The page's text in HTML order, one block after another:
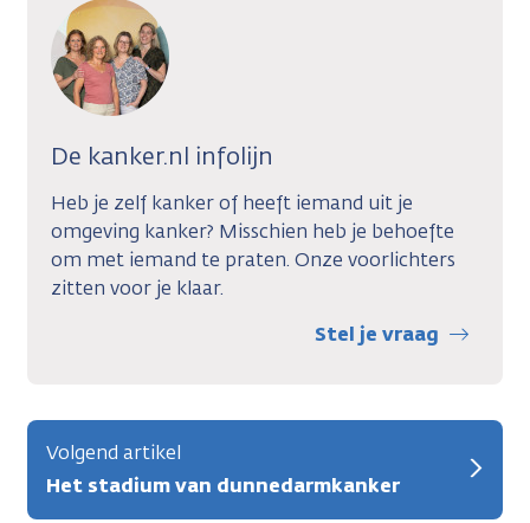
De kanker.nl infolijn
Heb je zelf kanker of heeft iemand uit je
omgeving kanker? Misschien heb je behoefte
om met iemand te praten. Onze voorlichters
zitten voor je klaar.
Stel je vraag
Volgend artikel
Het stadium van dunnedarmkanker